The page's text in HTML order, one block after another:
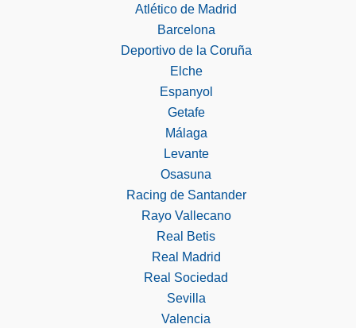
Atlético de Madrid
Barcelona
Deportivo de la Coruña
Elche
Espanyol
Getafe
Málaga
Levante
Osasuna
Racing de Santander
Rayo Vallecano
Real Betis
Real Madrid
Real Sociedad
Sevilla
Valencia